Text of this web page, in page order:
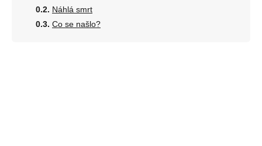
Náhlá smrt
Co se našlo?